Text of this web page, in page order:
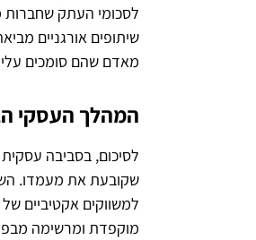
לסכומי העתק שחברות
שיתופים אורגניים
מאדם שהם סומכים
המהלך העסקי
לסיכום, בסביבה
שקובעת את מעמדו.
למשווקים אקטיביים
מוקפדת ומרשימה